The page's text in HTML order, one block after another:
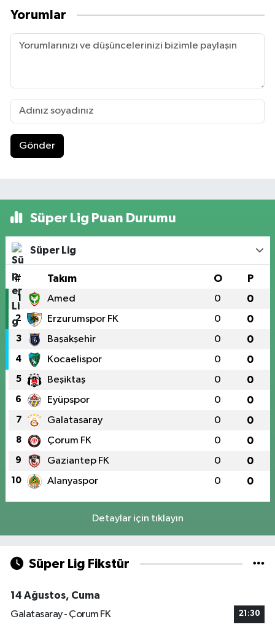
Yorumlar
Gönder
Süper Lig Puan Durumu
Süper Lig
# Takım O P
1 Amed 0 0
2 Erzurumspor FK 0 0
3 Başakşehir 0 0
4 Kocaelispor 0 0
5 Beşiktaş 0 0
6 Eyüpspor 0 0
7 Galatasaray 0 0
8 Çorum FK 0 0
9 Gaziantep FK 0 0
10 Alanyaspor 0 0
Detaylar için tıklayın
Süper Lig Fikstür
14 Ağustos, Cuma
Galatasaray - Çorum FK
21:30